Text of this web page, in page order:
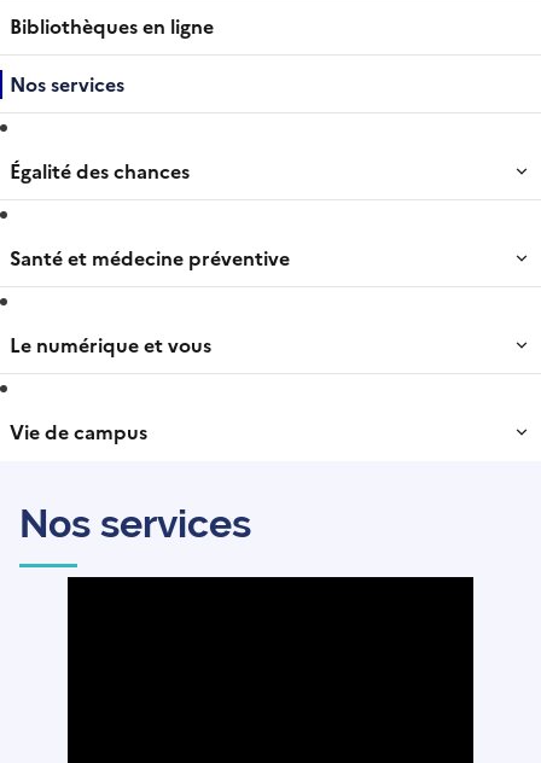
Bibliothèques en ligne
Nos services
Égalité des chances
Santé et médecine préventive
Le numérique et vous
Vie de campus
Nos services